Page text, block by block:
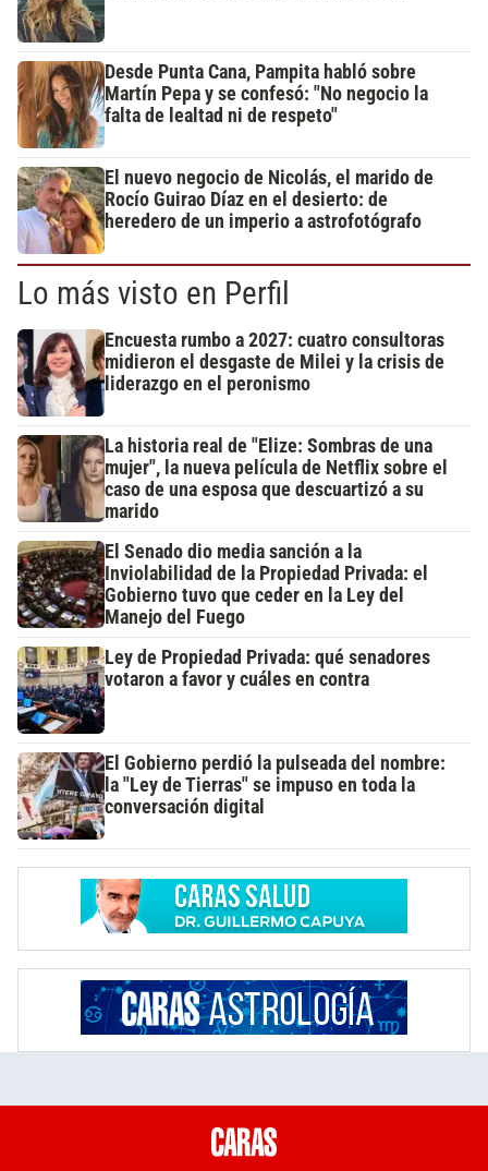
Desde Punta Cana, Pampita habló sobre
Martín Pepa y se confesó: "No negocio la
falta de lealtad ni de respeto"
El nuevo negocio de Nicolás, el marido de
Rocío Guirao Díaz en el desierto: de
heredero de un imperio a astrofotógrafo
Lo más visto en Perfil
Encuesta rumbo a 2027: cuatro consultoras
midieron el desgaste de Milei y la crisis de
liderazgo en el peronismo
La historia real de "Elize: Sombras de una
mujer", la nueva película de Netflix sobre el
caso de una esposa que descuartizó a su
marido
El Senado dio media sanción a la
Inviolabilidad de la Propiedad Privada: el
Gobierno tuvo que ceder en la Ley del
Manejo del Fuego
Ley de Propiedad Privada: qué senadores
votaron a favor y cuáles en contra
El Gobierno perdió la pulseada del nombre:
la "Ley de Tierras" se impuso en toda la
conversación digital